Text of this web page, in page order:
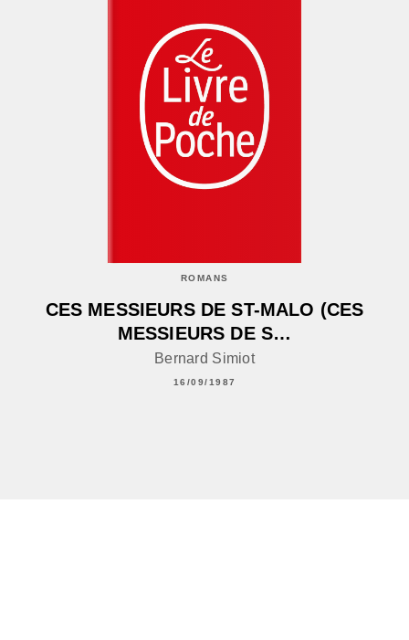
ROMANS
CES MESSIEURS DE ST-MALO (CES
MESSIEURS DE S…
Bernard Simiot
16/09/1987